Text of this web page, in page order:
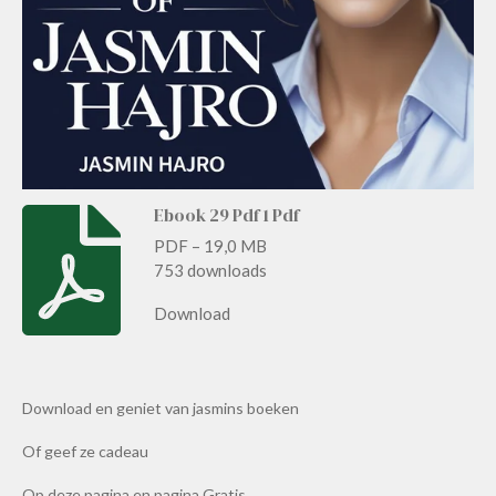
Ebook 29 Pdf 1 Pdf
PDF – 19,0 MB
753 downloads
Download
Download en geniet van jasmins boeken
Of geef ze cadeau